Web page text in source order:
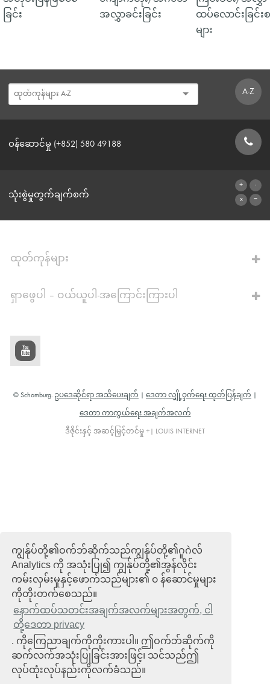
ကျွန်ုပ်တို့၏ဝက်ဘ်ဆိုက်သည်ကျွန်ုပ်တို့၏ဂူဂဲလ်
Analytics ကို အသုံးပြု၍ ကျွန်ုပ်တို့၏အွန်လိုင်း
ကမ်းလှမ်းမှုနှင့်ဖောက်သည်များ၏ ၀ န်ဆောင်မှုများ
ကိုတိုးတက်စေသည်။
နောက်ထပ်သတင်းအချက်အလက်များအတွက်, ငါ
တို့ဒေတာ privacy
. ကိုကြေညာချက်ကိုကိုးကားပါ။ ဤဝက်ဘ်ဆိုက်ကို
ဆက်လက်အသုံးပြုခြင်းအားဖြင့်၊ သင်သည်ဤ
လုပ်ထုံးလုပ်နည်းကိုလက်ခံသည်။
ခြင်း
အလွှာခင်းခြင်း
ထပ်လောင်းခြင်း
များ
A-Z
ဝန်ဆောင်မှု (+852) 580 49188
သုံးစွဲမှုတွက်ချက်စက်
ထုတ်ကုန်များ
ရှာဖွေပါ – ဝယ်ယူပါ-အကြောင်းကြားပါ
© Schomburg. ဥပဒေဆိုင်ရာ အသိပေးချက် ဒေတာ လျှို့ဝှက်ရေး ထုတ်ပြန်ချက်
ဒေတာ ကာကွယ်ရေး အချက်အလက်
ဒီဇိုင်းနှင့် အဆင့်မြှင့်တင်မှု +| LOUIS INTERNET